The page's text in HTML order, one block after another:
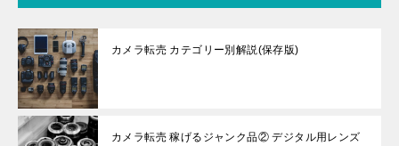
カメラ転売 カテゴリー別解説(保存版)
カメラ転売 稼げるジャンク品② デジタル用レンズ